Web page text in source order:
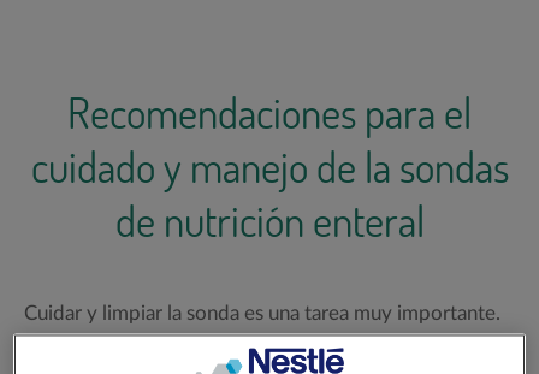
Recomendaciones para el
cuidado y manejo de la sondas
de nutrición enteral
Cuidar y limpiar la sonda es una tarea muy importante.
A través de nuestras guías ofrecemos una serie de